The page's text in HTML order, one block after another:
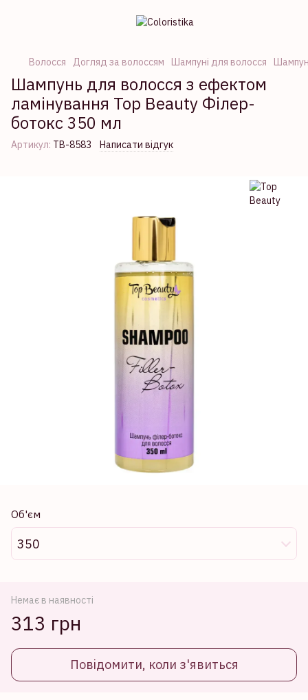
Волосся Догляд за волоссям Шампуні для волосся
Шампунь для волосся з ефектом
ламінування Top Beauty Філер-
ботокс 350 мл
Артикул: TB-8583 Написати відгук
Об'єм
350
Немає в наявності
313 грн
Повідомити, коли з'явиться